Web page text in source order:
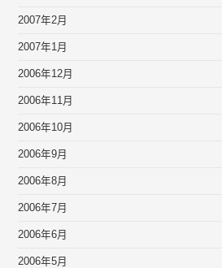
2007年2月
2007年1月
2006年12月
2006年11月
2006年10月
2006年9月
2006年8月
2006年7月
2006年6月
2006年5月